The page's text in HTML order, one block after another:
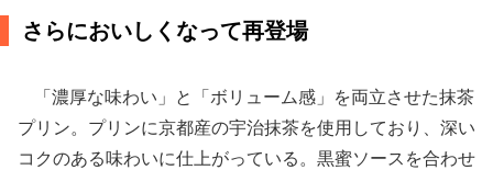
さらにおいしくなって再登場
「濃厚な味わい」と「ボリューム感」を両立させた抹茶
プリン。プリンに京都産の宇治抹茶を使用しており、深い
コクのある味わいに仕上がっている。黒蜜ソースを合わせ